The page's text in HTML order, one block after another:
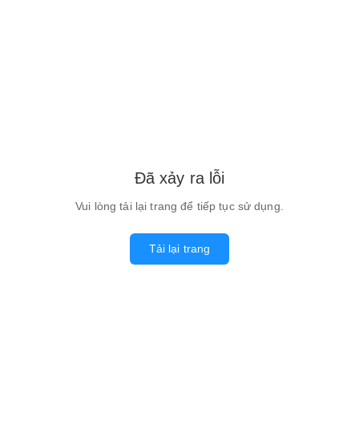
Đã xảy ra lỗi
Vui lòng tải lại trang để tiếp tục sử dụng.
Tải lại trang